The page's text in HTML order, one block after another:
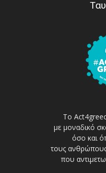
Το
με μοναδικό
όσο και
τους
που